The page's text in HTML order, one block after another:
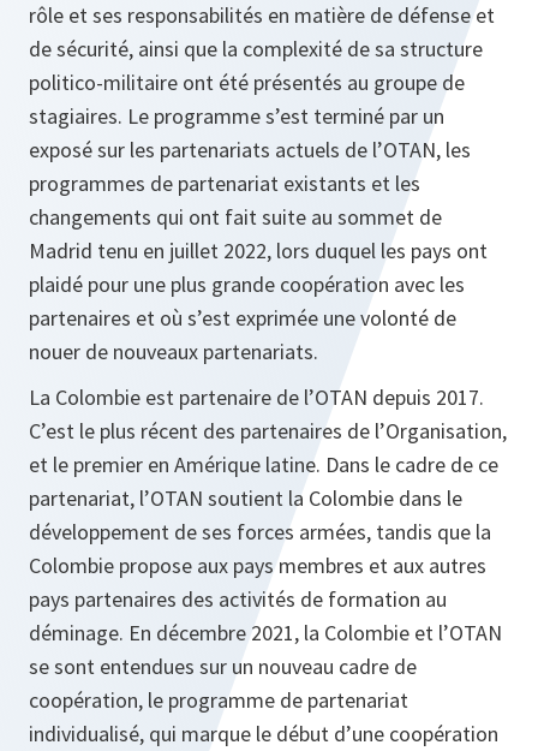
rôle et ses responsabilités en matière de défense et
de sécurité, ainsi que la complexité de sa structure
politico-militaire ont été présentés au groupe de
stagiaires. Le programme s’est terminé par un
exposé sur les partenariats actuels de l’OTAN, les
programmes de partenariat existants et les
changements qui ont fait suite au sommet de
Madrid tenu en juillet 2022, lors duquel les pays ont
plaidé pour une plus grande coopération avec les
partenaires et où s’est exprimée une volonté de
nouer de nouveaux partenariats.
La Colombie est partenaire de l’OTAN depuis 2017.
C’est le plus récent des partenaires de l’Organisation,
et le premier en Amérique latine. Dans le cadre de ce
partenariat, l’OTAN soutient la Colombie dans le
développement de ses forces armées, tandis que la
Colombie propose aux pays membres et aux autres
pays partenaires des activités de formation au
déminage. En décembre 2021, la Colombie et l’OTAN
se sont entendues sur un nouveau cadre de
coopération, le programme de partenariat
individualisé, qui marque le début d’une coopération